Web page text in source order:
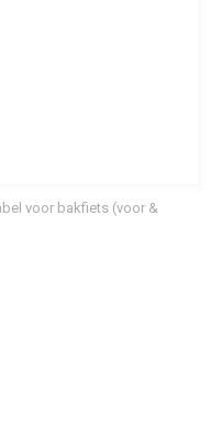
voor bakfiets (voor &